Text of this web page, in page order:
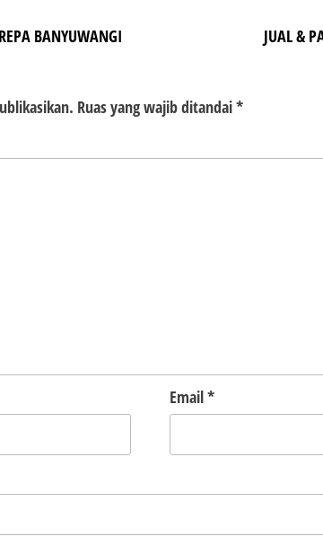
BANYUWANGI JUAL &
Ruas yang wajib ditandai*
Email*